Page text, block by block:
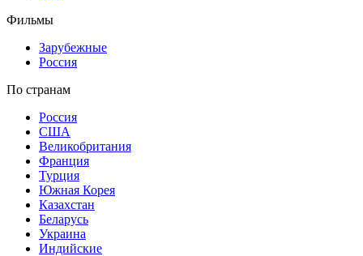
Фильмы
Зарубежные
Россия
По странам
Россия
США
Великобритания
Франция
Турция
Южная Корея
Казахстан
Беларусь
Украина
Индийские